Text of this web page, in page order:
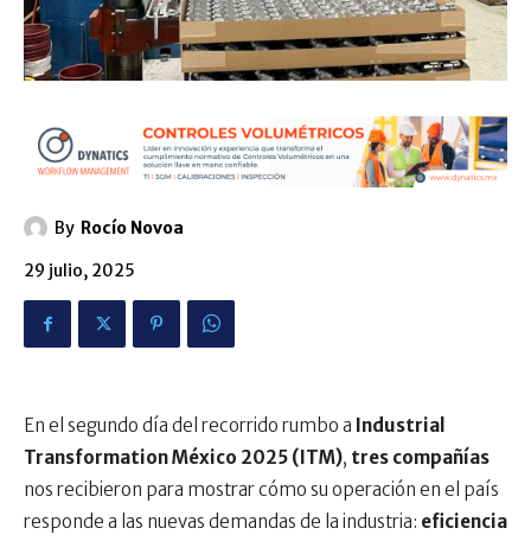
By Rocío Novoa
29 julio, 2025
En el segundo día del recorrido rumbo a Industrial
Transformation México 2025 (ITM), tres compañías
nos recibieron para mostrar cómo su operación en el país
responde a las nuevas demandas de la industria: eficiencia